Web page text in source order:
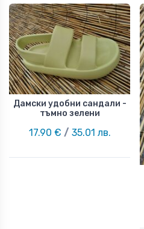
Дамски удобни сандали -
тъмно зелени
17.90 € / 35.01 лв.